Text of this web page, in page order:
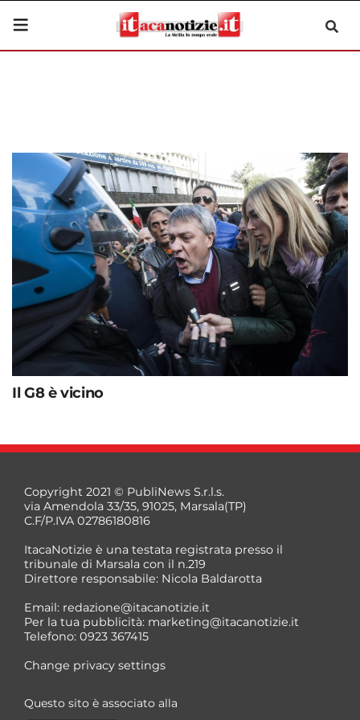
Il G8 è vicino
Copyright 2021 © PubliNews S.r.l.s.
via Amendola 33/35, 91025, Marsala(TP)
C.F/P.IVA 02786180816
ItacaNotizie è una testata registrata presso il
tribunale di Marsala con il n.219
Direttore responsabile: Nicola Baldarotta
Email: redazione@itacanotizie.it
Per la tua pubblicità: marketing@itacanotizie.it
Telefono: 0923 367415
Change privacy settings
Questo sito è associato alla